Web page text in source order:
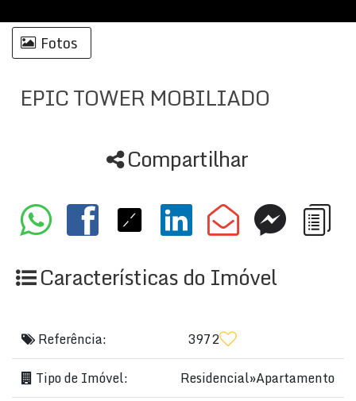
Fotos
EPIC TOWER MOBILIADO
Compartilhar
Características do Imóvel
Referência:
3972
Tipo de Imóvel:
Residencial»Apartamento